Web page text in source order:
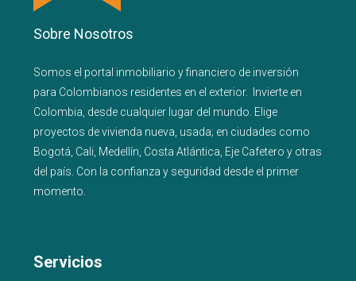
Sobre Nosotros
Somos el portal inmobiliario yfinanciero de inversión
para Colombianos residentes en el exterior.
Invierte en
Colombia, desde cualquier lugar del mundo. Elige
proyectos devivienda nueva usada; en ciudades como
Bogotá Cali Medellín Costa Atlántica Eje Cafetero y otras
del país . Con la confianza y seguridad desde el primer
momento.
Servicios